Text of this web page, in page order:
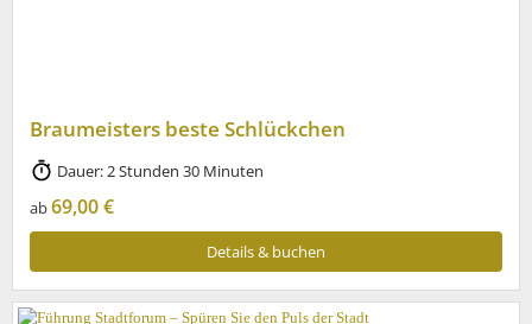
Braumeisters beste Schlückchen
Dauer: 2 Stunden 30 Minuten
ab69,00 €
Details & buchen